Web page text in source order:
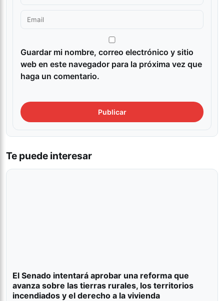
Guardar mi nombre, correo electrónico y sitio
web en este navegador para la próxima vez que
haga un comentario.
Te puede interesar
El Senado intentará aprobar una reforma que
avanza sobre las tierras rurales, los territorios
incendiados y el derecho a la vivienda